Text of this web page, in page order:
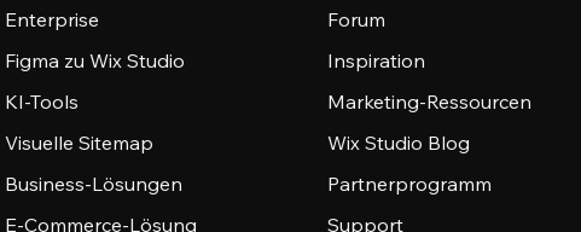
Enterprise
Figma zu Wix Studio
KI-Tools
Visuelle Sitemap
Business-Lösungen
E-Commerce-Lösung
Forum
Inspiration
Marketing-Ressourcen
Wix Studio Blog
Partnerprogramm
Support